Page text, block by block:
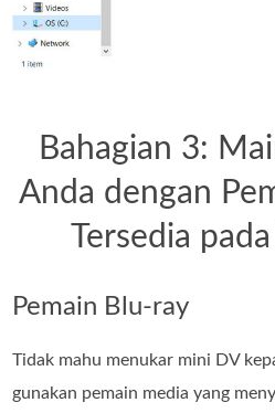
Bahagian 3:
Anda dengan
Tersedia
Pemain Blu-ray
Tidak mahu menukar mini DV
gunakan pemain media yang